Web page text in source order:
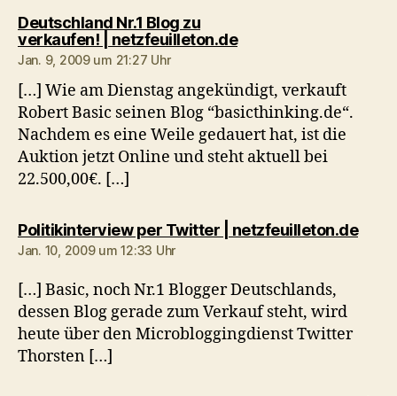
Deutschland Nr.1 Blog zu
verkaufen! | netzfeuilleton.desagt:
Jan. 9, 2009 um 21:27 Uhr
[…] Wie am Dienstag angekündigt, verkauft
Robert Basic seinen Blog “basicthinking.de“.
Nachdem es eine Weile gedauert hat, ist die
Auktion jetzt Online und steht aktuell bei
22.500,00€. […]
Politikinterview per Twitter | netzfeuilleton.desagt:
Jan. 10, 2009 um 12:33 Uhr
[…] Basic, noch Nr.1 Blogger Deutschlands,
dessen Blog gerade zum Verkauf steht, wird
heute über den Microbloggingdienst Twitter
Thorsten […]